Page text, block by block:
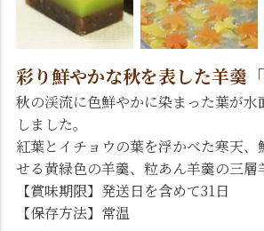
彩り鮮やかな秋を表した羊羹「
秋の渓流に色鮮やかに染まった葉が水
しました。
紅葉とイチョウの葉を浮かべた寒天、
せる黄緑色の羊羹、粒あん羊羹の三層
【賞味期限】発送日を含めて31日
【保存方法】常温